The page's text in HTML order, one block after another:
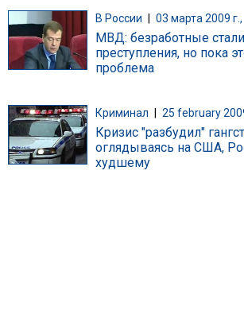
В России 03 марта 2009 г.,
МВД: безработные
преступления, но пока
проблема
Криминал 25 february
Кризис "разбудил"
оглядываясь на США,
худшему